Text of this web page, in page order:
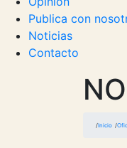
Publica con
Noticias
Contacto
Inicio